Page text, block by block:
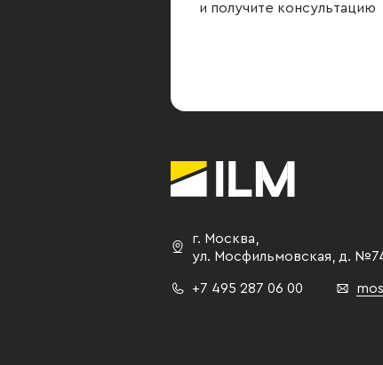
и получите консультацию
г. Москва,
ул. Мосфильмовская, д.
+7 495 287 06 00